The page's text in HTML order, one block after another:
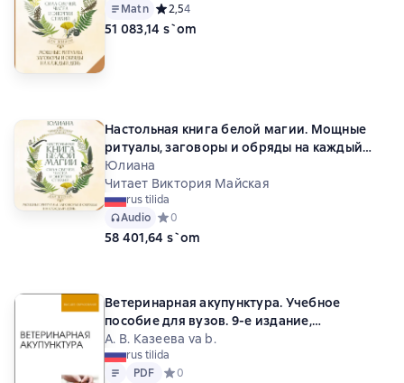
Matn Средний рейтинг 2,5 на основе 4 оценок
2,54
51 083,14 s`om
Настольная книга белой магии. Мощные
ритуалы, заговоры и обряды на каждый
день. Сила свечей, чисел и энергии стихий
Юлиана
Читает Виктория Майская
rus tilida
Audio Средний рейтинг 0 на основе 0 оценок
0
58 401,64 s`om
Ветеринарная акупунктура. Учебное
пособие для вузов. 9-е издание,
стереотипное
А. В. Казеева va b.
rus tilida
Matn
PDF
PDF Средний рейтинг 0 на основе 0 оценок
0